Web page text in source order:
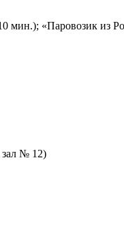
«Паровозик из
зал № 12)